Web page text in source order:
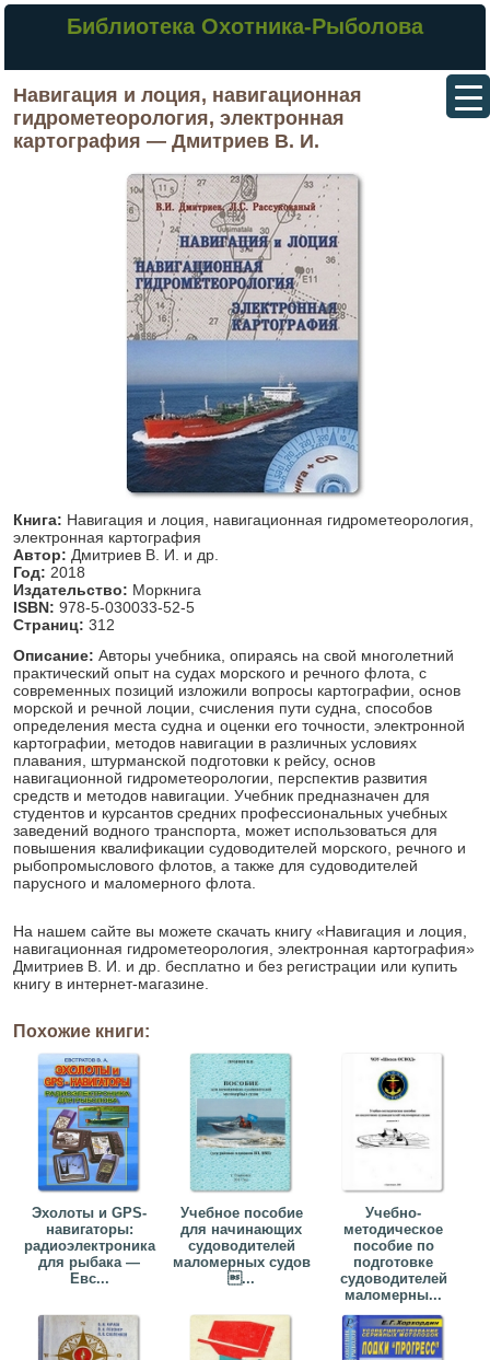
Библиотека Охотника-Рыболова
Навигация и лоция, навигационная
гидрометеорология, электронная
картография — Дмитриев В. И.
Книга: Навигация и лоция, навигационная гидрометеорология,
электронная картография
Автор: Дмитриев В. И. и др.
Год: 2018
Издательство: Моркнига
ISBN: 978-5-030033-52-5
Страниц: 312
Описание: Авторы учебника, опираясь на свой многолетний
практический опыт на судах морского и речного флота, с
современных позиций изложили вопросы картографии, основ
морской и речной лоции, счисления пути судна, способов
определения места судна и оценки его точности, электронной
картографии, методов навигации в различных условиях
плавания, штурманской подготовки к рейсу, основ
навигационной гидрометеорологии, перспектив развития
средств и методов навигации. Учебник предназначен для
студентов и курсантов средних профессиональных учебных
заведений водного транспорта, может использоваться для
повышения квалификации судоводителей морского, речного и
рыбопромыслового флотов, а также для судоводителей
парусного и маломерного флота.
На нашем сайте вы можете скачать книгу «Навигация и лоция,
навигационная гидрометеорология, электронная картография»
Дмитриев В. И. и др. бесплатно и без регистрации или купить
книгу в интернет-магазине.
Похожие книги:
Эхолоты и GPS-
навигаторы:
радиоэлектроника
для рыбака —
Евс...
Учебное пособие
для начинающих
судоводителей
маломерных судов
...
Учебно-
методическое
пособие по
подготовке
судоводителей
маломерны...